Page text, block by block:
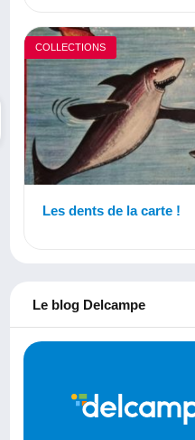
COLLECTIONS
Les dents de la carte !
Le blog Delcampe